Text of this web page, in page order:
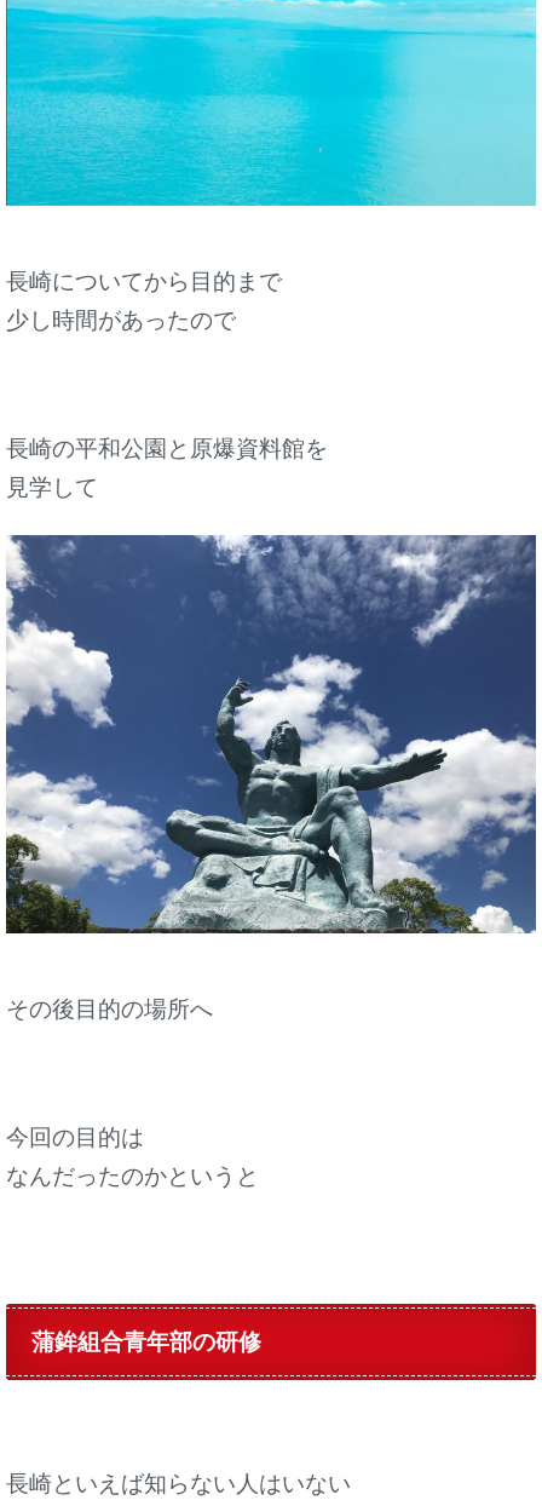
長崎についてから目的まで
少し時間があったので
長崎の平和公園と原爆資料館を
見学して
その後目的の場所へ
今回の目的は
なんだったのかというと
蒲鉾組合青年部の研修
長崎といえば知らない人はいない